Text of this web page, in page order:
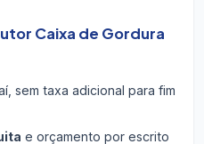
Caixa de Gordura
sem taxa adicional para fim
e orçamento por escrito